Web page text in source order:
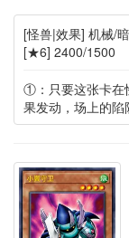
[怪兽|效果] 机械/暗
[★6] 2400/1500
①：只要这张卡在
果发动，场上的陷